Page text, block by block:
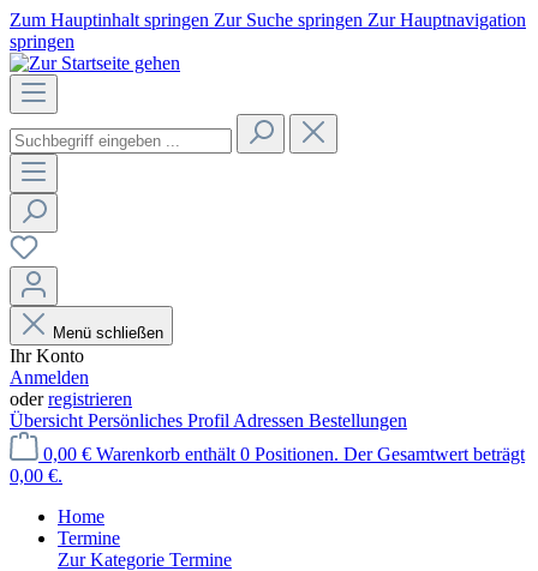
Zum Hauptinhalt springen Zur Suche springen Zur Hauptnavigation
springen
Menü schließen
Ihr Konto
Anmelden
oderregistrieren
Übersicht Persönliches Profil Adressen Bestellungen
0,00 € Warenkorb enthält 0 Positionen. Der Gesamtwert beträgt
0,00 €.
Home
Termine
Zur Kategorie Termine